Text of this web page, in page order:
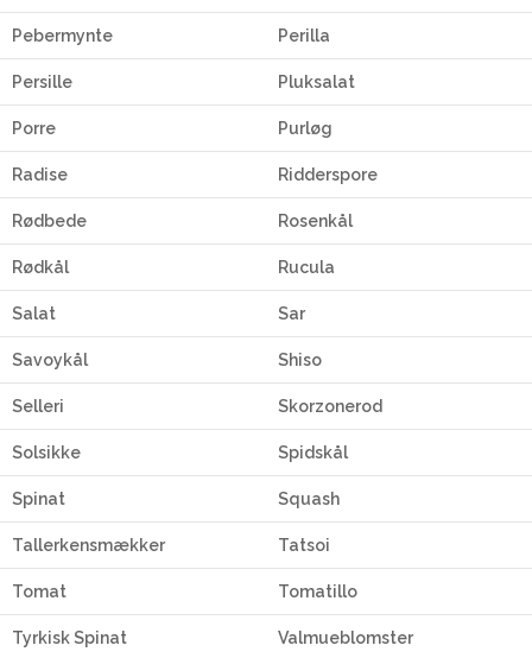
Pebermynte Perilla
Persille Pluksalat
Porre Purløg
Radise Ridderspore
Rødbede Rosenkål
Rødkål Rucula
Salat Sar
Savoykål Shiso
Selleri Skorzonerod
Solsikke Spidskål
Spinat Squash
Tallerkensmækker Tatsoi
Tomat Tomatillo
Tyrkisk Spinat Valmueblomster